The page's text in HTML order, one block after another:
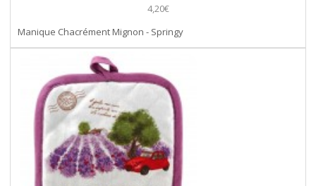
4,20€
Manique Chacrément Mignon - Springy